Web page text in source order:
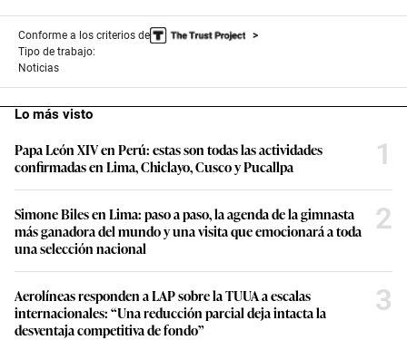
Conforme a los criterios de
Tipo de trabajo:
Noticias
Lo más visto
Papa León XIV en Perú: estas son todas las actividades
confirmadas en Lima, Chiclayo, Cusco y Pucallpa
1
Simone Biles en Lima: paso a paso, la agenda de la gimnasta
más ganadora del mundo y una visita que emocionará a toda
una selección nacional
2
Aerolíneas responden a LAP sobre la TUUA a escalas
internacionales: “Una reducción parcial deja intacta la
desventaja competitiva de fondo”
3